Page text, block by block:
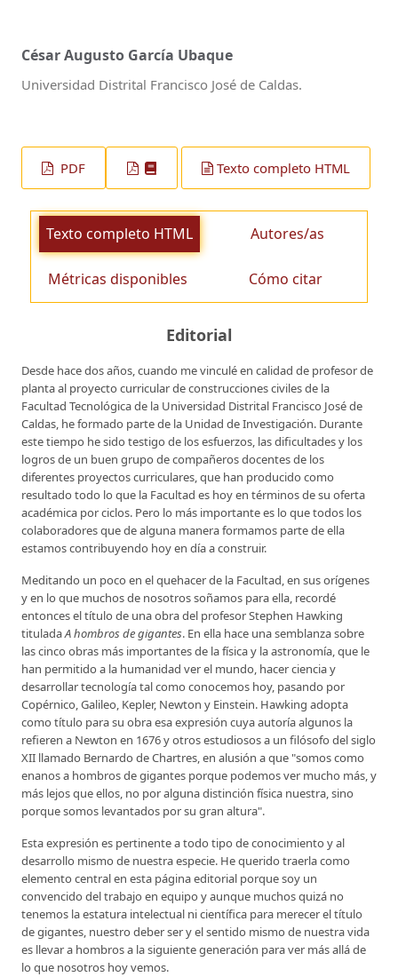
César Augusto García Ubaque
Universidad Distrital Francisco José de Caldas.
PDF Texto completo HTML
Texto completo HTML Autores/as
Métricas disponibles Cómo citar
Editorial
Desde hace dos años, cuando me vinculé en calidad de profesor de
planta al proyecto curricular de construcciones civiles de la
Facultad Tecnológica de la Universidad Distrital Francisco José de
Caldas, he formado parte de la Unidad de Investigación. Durante
este tiempo he sido testigo de los esfuerzos, las dificultades y los
logros de un buen grupo de compañeros docentes de los
diferentes proyectos curriculares, que han producido como
resultado todo lo que la Facultad es hoy en términos de su oferta
académica por ciclos. Pero lo más importante es lo que todos los
colaboradores que de alguna manera formamos parte de ella
estamos contribuyendo hoy en día a construir.
Meditando un poco en el quehacer de la Facultad, en sus orígenes
y en lo que muchos de nosotros soñamos para ella, recordé
entonces el título de una obra del profesor Stephen Hawking
tituladaA hombros de gigantes. En ella hace una semblanza sobre
las cinco obras más importantes de la física y la astronomía, que le
han permitido a la humanidad ver el mundo, hacer ciencia y
desarrollar tecnología tal como conocemos hoy, pasando por
Copérnico, Galileo, Kepler, Newton y Einstein. Hawking adopta
como título para su obra esa expresión cuya autoría algunos la
refieren a Newton en 1676 y otros estudiosos a un filósofo del siglo
XII llamado Bernardo de Chartres, en alusión a que "somos como
enanos a hombros de gigantes porque podemos ver mucho más, y
más lejos que ellos, no por alguna distinción física nuestra, sino
porque somos levantados por su gran altura".
Esta expresión es pertinente a todo tipo de conocimiento y al
desarrollo mismo de nuestra especie. He querido traerla como
elemento central en esta página editorial porque soy un
convencido del trabajo en equipo y aunque muchos quizá no
tenemos la estatura intelectual ni científica para merecer el título
de gigantes, nuestro deber ser y el sentido mismo de nuestra vida
es llevar a hombros a la siguiente generación para ver más allá de
lo que nosotros hoy vemos.